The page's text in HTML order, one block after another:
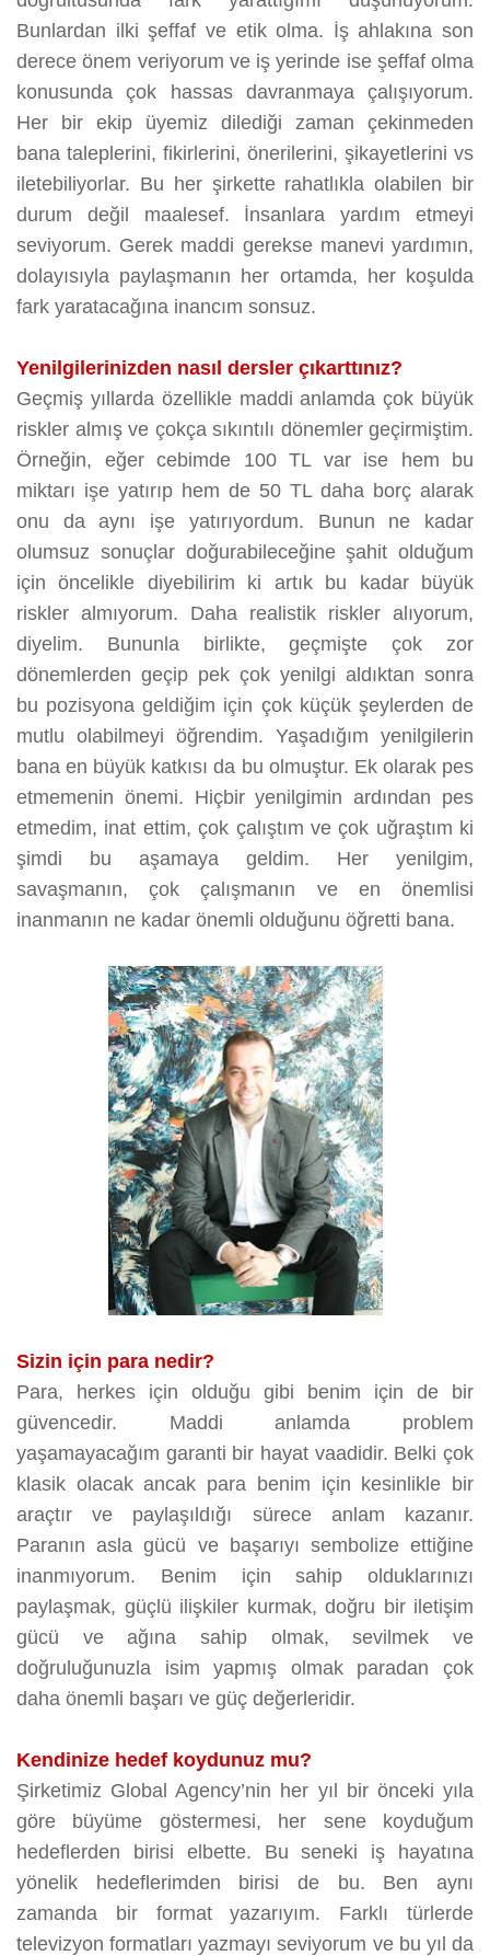
Bunlardan ilki şeffaf ve etik olma. İş ahlakına son
derece önem veriyorum ve iş yerinde ise şeffaf olma
konusunda çok hassas davranmaya çalışıyorum.
Her bir ekip üyemiz dilediği zaman çekinmeden
bana taleplerini, fikirlerini, önerilerini, şikayetlerini vs
iletebiliyorlar. Bu her şirkette rahatlıkla olabilen bir
durum değil maalesef. İnsanlara yardım etmeyi
seviyorum. Gerek maddi gerekse manevi yardımın,
dolayısıyla paylaşmanın her ortamda, her koşulda
fark yaratacağına inancım sonsuz.
Yenilgilerinizden nasıl dersler çıkarttınız?
Geçmiş yıllarda özellikle maddi anlamda çok büyük
riskler almış ve çokça sıkıntılı dönemler geçirmiştim.
Örneğin, eğer cebimde 100 TL var ise hem bu
miktarı işe yatırıp hem de 50 TL daha borç alarak
onu da aynı işe yatırıyordum. Bunun ne kadar
olumsuz sonuçlar doğurabileceğine şahit olduğum
için öncelikle diyebilirim ki artık bu kadar büyük
riskler almıyorum. Daha realistik riskler alıyorum,
diyelim. Bununla birlikte, geçmişte çok zor
dönemlerden geçip pek çok yenilgi aldıktan sonra
bu pozisyona geldiğim için çok küçük şeylerden de
mutlu olabilmeyi öğrendim. Yaşadığım yenilgilerin
bana en büyük katkısı da bu olmuştur. Ek olarak pes
etmemenin önemi. Hiçbir yenilgimin ardından pes
etmedim, inat ettim, çok çalıştım ve çok uğraştım ki
şimdi bu aşamaya geldim. Her yenilgim,
savaşmanın, çok çalışmanın ve en önemlisi
inanmanın ne kadar önemli olduğunu öğretti bana.
Sizin için para nedir?
Para, herkes için olduğu gibi benim için de bir
güvencedir. Maddi anlamda problem
yaşamayacağım garanti bir hayat vaadidir. Belki çok
klasik olacak ancak para benim için kesinlikle bir
araçtır ve paylaşıldığı sürece anlam kazanır.
Paranın asla gücü ve başarıyı sembolize ettiğine
inanmıyorum. Benim için sahip olduklarınızı
paylaşmak, güçlü ilişkiler kurmak, doğru bir iletişim
gücü ve ağına sahip olmak, sevilmek ve
doğruluğunuzla isim yapmış olmak paradan çok
daha önemli başarı ve güç değerleridir.
Kendinize hedef koydunuz mu?
Şirketimiz Global Agency’nin her yıl bir önceki yıla
göre büyüme göstermesi, her sene koyduğum
hedeflerden birisi elbette. Bu seneki iş hayatına
yönelik hedeflerimden birisi de bu. Ben aynı
zamanda bir format yazarıyım. Farklı türlerde
televizyon formatları yazmayı seviyorum ve bu yıl da